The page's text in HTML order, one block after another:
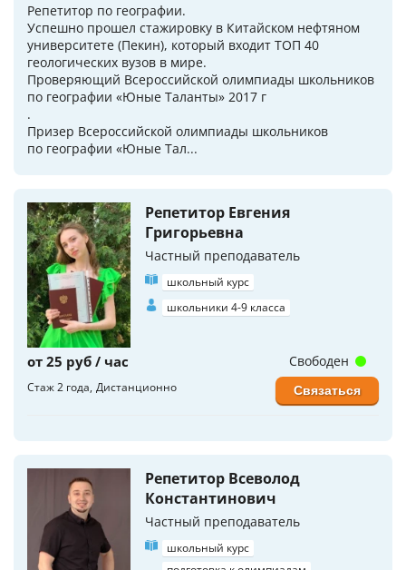
Репетитор по географии.
Успешно прошел стажировку в Китайском нефтяном
университете (Пекин), который входит ТОП 40
геологических вузов в мире.
Проверяющий Всероссийской олимпиады школьников
по географии «Юные Таланты» 2017 г
.
Призер Всероссийской олимпиады школьников
по географии «Юные Тал...
Репетитор Евгения
Григорьевна
Частный преподаватель
школьный курс
школьники 4-9 класса
от 25 руб / час
Стаж 2 года Дистанционно
Свободен
Связаться
Репетитор Всеволод
Константинович
Частный преподаватель
школьный курс